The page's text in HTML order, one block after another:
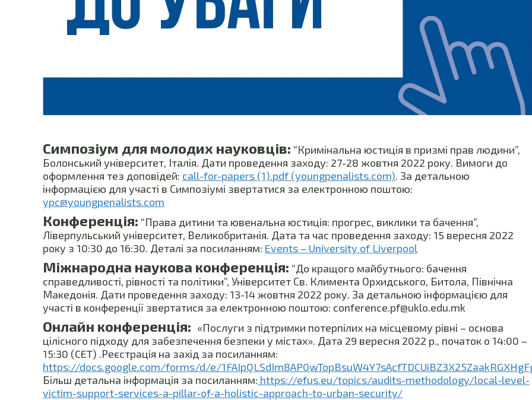
Симпозіум для молодих науковців: “Кримінальна юстиція в призмі прав людини”,
Болонський університет, Італія. Дати проведення заходу: 27-28 жовтня 2022 року. Вимоги до
оформлення тез доповідей: call-for-papers (1).pdf (youngpenalists.com). За детальною
інформацією для участі в Симпозіумі звертатися за електронною поштою:
ypc@youngpenalists.com
Конференція: “Права дитини та ювенальна юстиція: прогрес, виклики та бачення”,
Ліверпульський університет, Великобританія. Дата та час проведення заходу: 15 вересня 2022
року з 10:30 до 16:30. Деталі за посиланням: Events – University of Liverpool
Міжнародна наукова конференція: “До кращого майбутнього: бачення
справедливості, рівності та політики”, Університет Св. Климента Орхидського, Битола, Північна
Македонія. Дати проведення заходу: 13-14 жовтня 2022 року. За детальною інформацією для
участі в конференції звертатися за електронною поштою: conference.pf@uklo.edu.mk
Онлайн конференція: «Послуги з підтримки потерпілих на місцевому рівні – основа
цілісного підходу для забезпечення безпеки у містах». Дата 29 вересня 2022 р., початок о 14:00 –
15:30 (CET) .Реєстрація на захід за посиланням:
https://docs.google.com/forms/d/e/
Більш детальна інформація за посиланням: https://efus.eu/topics/audits-methodology/local-level-
victim-support-services-a-pillar-of-a-holistic-approach-to-urban-security/